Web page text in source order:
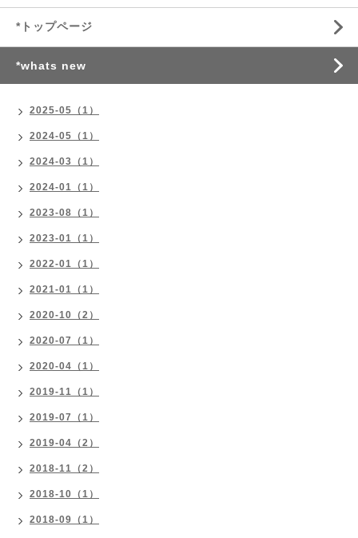
*トップページ
*whats new
2025-05（1）
2024-05（1）
2024-03（1）
2024-01（1）
2023-08（1）
2023-01（1）
2022-01（1）
2021-01（1）
2020-10（2）
2020-07（1）
2020-04（1）
2019-11（1）
2019-07（1）
2019-04（2）
2018-11（2）
2018-10（1）
2018-09（1）